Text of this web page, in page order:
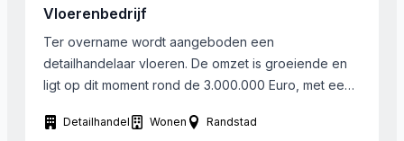
is goed verplaatsbaar. De eigenaar […]
Vloerenbedrijf
Ter overname wordt aangeboden een
detailhandelaar vloeren. De omzet is groeiende en
ligt op dit moment rond de 3.000.000 Euro, met een
Randstad en opereert nationaal. Men verkoopt
Detailhandel Wonen Randstad